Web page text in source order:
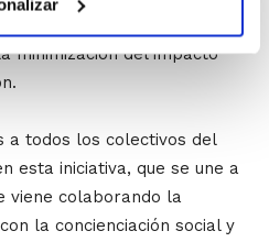
minimización del impacto
a todos los colectivos del
esta iniciativa, que se une a
viene colaborando la
la concienciación social y